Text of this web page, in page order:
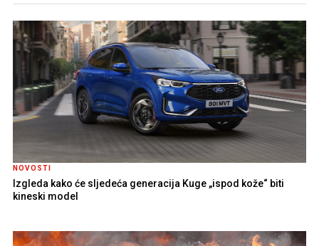
NOVOSTI
Izgleda kako će sljedeća generacija Kuge „ispod kože“ biti
kineski model